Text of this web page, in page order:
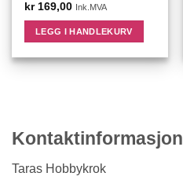
kr169,00 Ink.MVA
LEGG I HANDLEKURV
Kontaktinformasjon
Taras Hobbykrok